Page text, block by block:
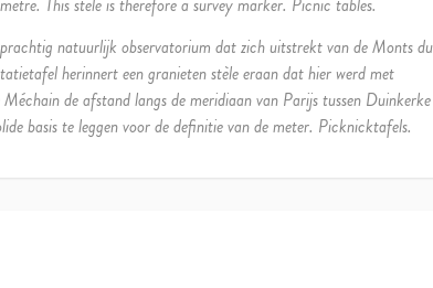
natuurlijk observatorium dat zich uitstrekt van de Monts du
herinnert een granieten stèle eraan dat hier werd met
de afstand langs de meridiaan van Parijs tussen
basis te leggen voor de definitie van de meter. Picknicktafels.